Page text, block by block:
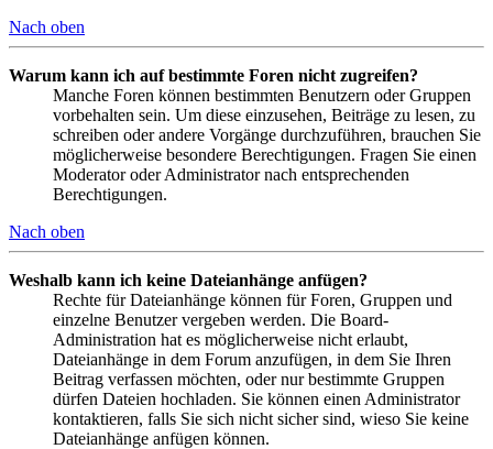
Nach oben
Warum kann ich auf bestimmte Foren nicht zugreifen?
Manche Foren können bestimmten Benutzern oder Gruppen
vorbehalten sein. Um diese einzusehen, Beiträge zu lesen, zu
schreiben oder andere Vorgänge durchzuführen, brauchen Sie
möglicherweise besondere Berechtigungen. Fragen Sie einen
Moderator oder Administrator nach entsprechenden
Berechtigungen.
Nach oben
Weshalb kann ich keine Dateianhänge anfügen?
Rechte für Dateianhänge können für Foren, Gruppen und
einzelne Benutzer vergeben werden. Die Board-
Administration hat es möglicherweise nicht erlaubt,
Dateianhänge in dem Forum anzufügen, in dem Sie Ihren
Beitrag verfassen möchten, oder nur bestimmte Gruppen
dürfen Dateien hochladen. Sie können einen Administrator
kontaktieren, falls Sie sich nicht sicher sind, wieso Sie keine
Dateianhänge anfügen können.